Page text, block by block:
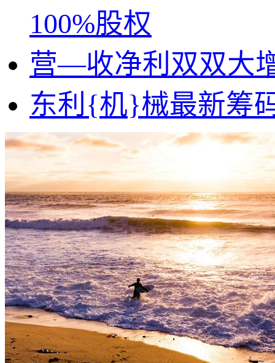
100%股权
营—收净利双双大
东利{机}械最新筹